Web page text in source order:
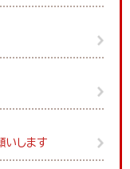
いします